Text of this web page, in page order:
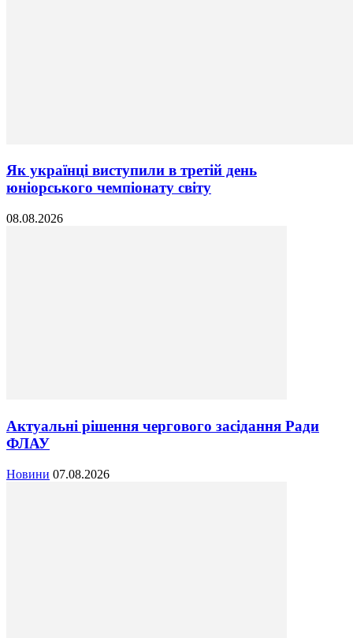
Як українці виступили в третій день
юніорського чемпіонату світу
08.08.2026
Актуальні рішення чергового засідання Ради
ФЛАУ
Новини 07.08.2026